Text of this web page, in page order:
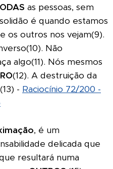
as pessoas, sem
é quando estamos
os outros nos vejam(9).
Não
algo(11). Nós mesmos
(12). A destruição da
- Raciocínio 72/200 -
, é um
delicada que
resultará numa